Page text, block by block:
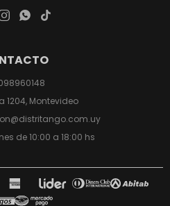
1204, Montevideo
de 10:00 a 18:00 hs
 